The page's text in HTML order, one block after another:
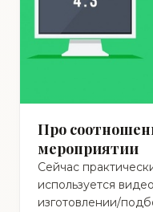
Про
мероприятии
Сейчас
используется
изготовлении/